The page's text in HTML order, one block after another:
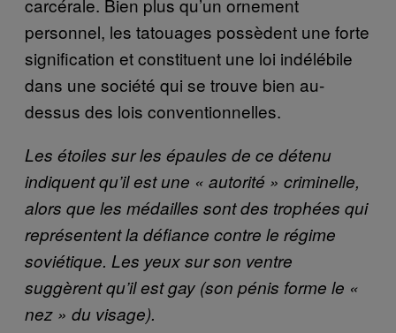
personnel, les tatouages possèdent une forte
signification et constituent une loi indélébile
dans une société qui se trouve bien au-
dessus des lois conventionnelles.
Les étoiles sur les épaules de ce détenu
indiquent qu’il est une « autorité » criminelle,
alors que les médailles sont des trophées qui
représentent la défiance contre le régime
soviétique. Les yeux sur son ventre
suggèrent qu’il est gay (son pénis forme le «
nez » du visage).